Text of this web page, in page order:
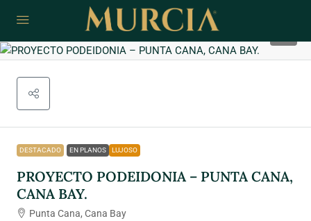
DESTACADO EN PLANOS LUJOSO
PROYECTO PODEIDONIA – PUNTA CANA,
CANA BAY.
Punta Cana, Cana Bay